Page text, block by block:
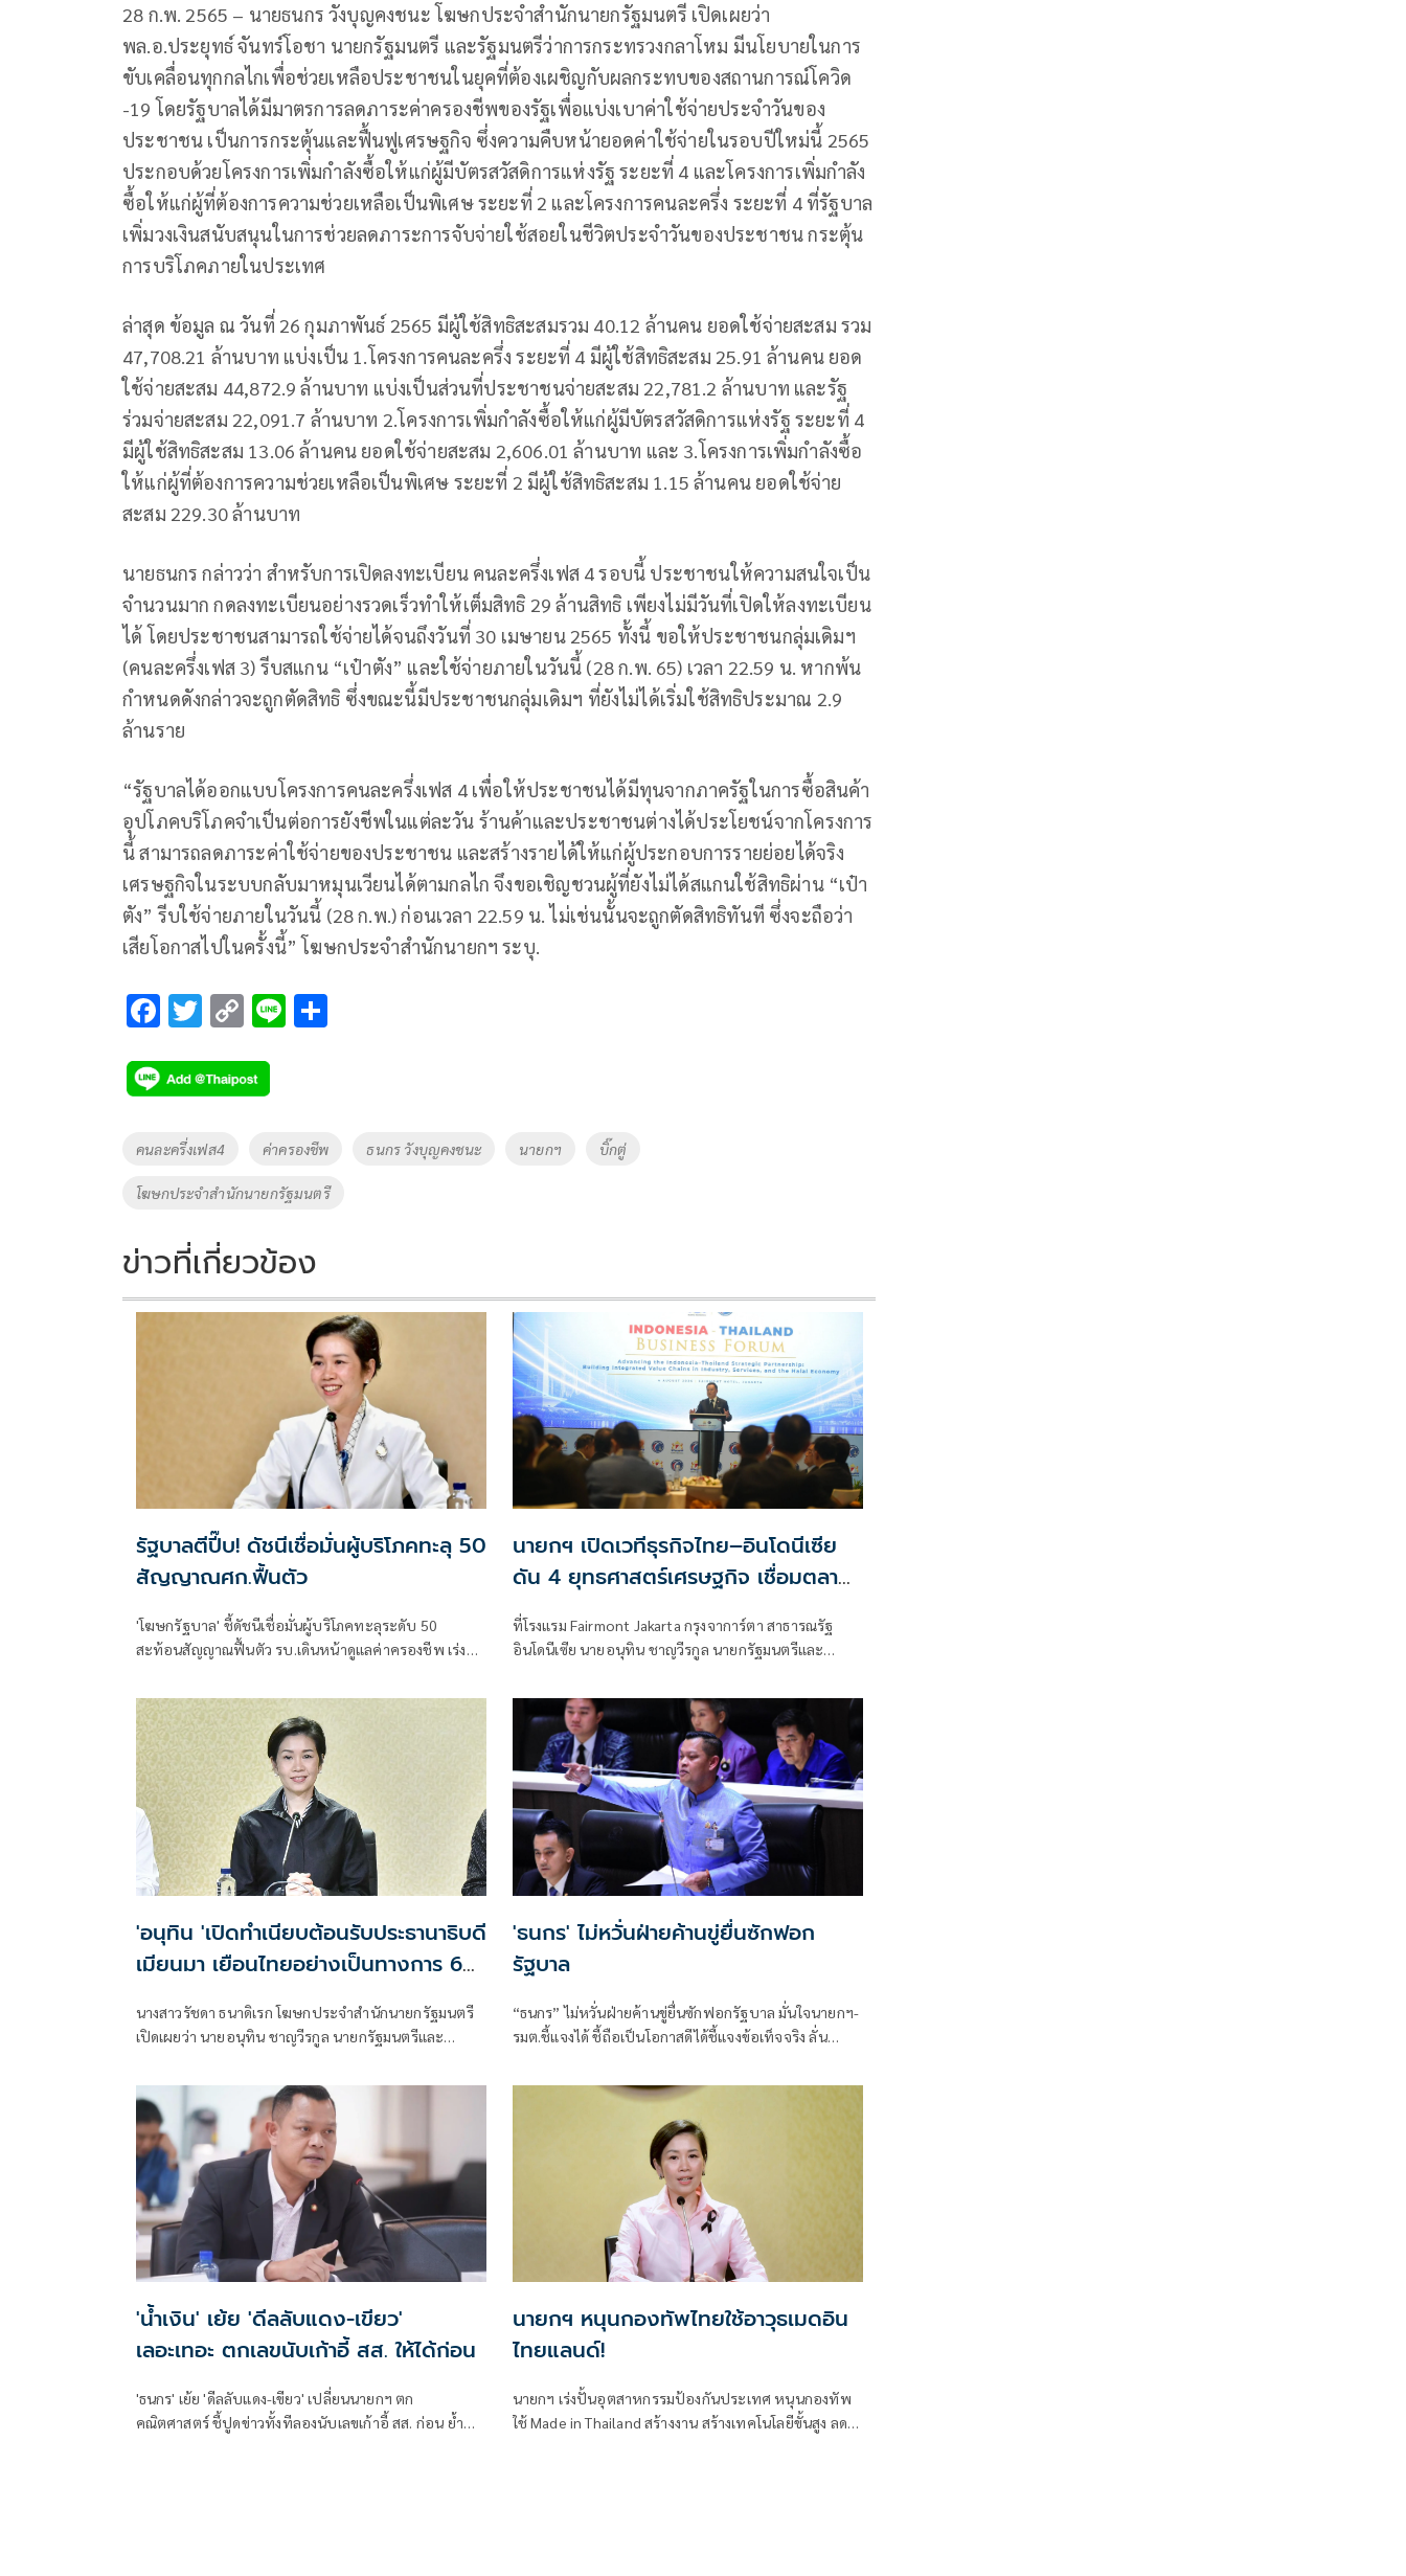
28 ก.พ. 2565 – นายธนกร วังบุญคงชนะ โฆษกประจำสำนักนายกรัฐมนตรี เปิดเผยว่า
พล.อ.ประยุทธ์ จันทร์โอชา นายกรัฐมนตรี และรัฐมนตรีว่าการกระทรวงกลาโหม มีนโยบายในการ
ขับเคลื่อนทุกกลไกเพื่อช่วยเหลือประชาชนในยุคที่ต้องเผชิญกับผลกระทบของสถานการณ์โควิด
-19 โดยรัฐบาลได้มีมาตรการลดภาระค่าครองชีพของรัฐเพื่อแบ่งเบาค่าใช้จ่ายประจำวันของ
ประชาชน เป็นการกระตุ้นและฟื้นฟูเศรษฐกิจ ซึ่งความคืบหน้ายอดค่าใช้จ่ายในรอบปีใหม่นี้ 2565
ประกอบด้วยโครงการเพิ่มกำลังซื้อให้แก่ผู้มีบัตรสวัสดิการแห่งรัฐ ระยะที่ 4 และโครงการเพิ่มกำลัง
ซื้อให้แก่ผู้ที่ต้องการความช่วยเหลือเป็นพิเศษ ระยะที่ 2 และโครงการคนละครึ่ง ระยะที่ 4 ที่รัฐบาล
เพิ่มวงเงินสนับสนุนในการช่วยลดภาระการจับจ่ายใช้สอยในชีวิตประจำวันของประชาชน กระตุ้น
การบริโภคภายในประเทศ
ล่าสุด ข้อมูล ณ วันที่ 26 กุมภาพันธ์ 2565 มีผู้ใช้สิทธิสะสมรวม 40.12 ล้านคน ยอดใช้จ่ายสะสม รวม
47,708.21 ล้านบาท แบ่งเป็น 1.โครงการคนละครึ่ง ระยะที่ 4 มีผู้ใช้สิทธิสะสม 25.91 ล้านคน ยอด
ใช้จ่ายสะสม 44,872.9 ล้านบาท แบ่งเป็นส่วนที่ประชาชนจ่ายสะสม 22,781.2 ล้านบาท และรัฐ
ร่วมจ่ายสะสม 22,091.7 ล้านบาท 2.โครงการเพิ่มกำลังซื้อให้แก่ผู้มีบัตรสวัสดิการแห่งรัฐ ระยะที่ 4
มีผู้ใช้สิทธิสะสม 13.06 ล้านคน ยอดใช้จ่ายสะสม 2,606.01 ล้านบาท และ 3.โครงการเพิ่มกำลังซื้อ
ให้แก่ผู้ที่ต้องการความช่วยเหลือเป็นพิเศษ ระยะที่ 2 มีผู้ใช้สิทธิสะสม 1.15 ล้านคน ยอดใช้จ่าย
สะสม 229.30 ล้านบาท
นายธนกร กล่าวว่า สำหรับการเปิดลงทะเบียน คนละครึ่งเฟส 4 รอบนี้ ประชาชนให้ความสนใจเป็น
จำนวนมาก กดลงทะเบียนอย่างรวดเร็วทำให้เต็มสิทธิ 29 ล้านสิทธิ เพียงไม่มีวันที่เปิดให้ลงทะเบียน
ได้ โดยประชาชนสามารถใช้จ่ายได้จนถึงวันที่ 30 เมษายน 2565 ทั้งนี้ ขอให้ประชาชนกลุ่มเดิมฯ
(คนละครึ่งเฟส 3) รีบสแกน “เป๋าตัง” และใช้จ่ายภายในวันนี้ (28 ก.พ. 65) เวลา 22.59 น. หากพ้น
กำหนดดังกล่าวจะถูกตัดสิทธิ ซึ่งขณะนี้มีประชาชนกลุ่มเดิมฯ ที่ยังไม่ได้เริ่มใช้สิทธิประมาณ 2.9
ล้านราย
“รัฐบาลได้ออกแบบโครงการคนละครึ่งเฟส 4 เพื่อให้ประชาชนได้มีทุนจากภาครัฐในการซื้อสินค้า
อุปโภคบริโภคจำเป็นต่อการยังชีพในแต่ละวัน ร้านค้าและประชาชนต่างได้ประโยชน์จากโครงการ
นี้ สามารถลดภาระค่าใช้จ่ายของประชาชน และสร้างรายได้ให้แก่ผู้ประกอบการรายย่อยได้จริง
เศรษฐกิจในระบบกลับมาหมุนเวียนได้ตามกลไก จึงขอเชิญชวนผู้ที่ยังไม่ได้สแกนใช้สิทธิผ่าน “เป๋า
ตัง” รีบใช้จ่ายภายในวันนี้ (28 ก.พ.) ก่อนเวลา 22.59 น. ไม่เช่นนั้นจะถูกตัดสิทธิทันที ซึ่งจะถือว่า
เสียโอกาสไปในครั้งนี้” โฆษกประจำสำนักนายกฯ ระบุ.
F
e
b
o
o
k
T
tt
er
C
p
y
Li
k
Li
Tags
คนละครึ่งเฟส4 ค่าครองชีพ ธนกร วังบุญคงชนะ นายกฯ บิ๊กตู่
โฆษกประจำสำนักนายกรัฐมนตรี
ข่าวที่เกี่ยวข้อง
รัฐบาลตีปี๊บ! ดัชนีเชื่อมั่นผู้บริโภคทะลุ 50
สัญญาณศก.ฟื้นตัว
'โฆษกรัฐบาล' ชี้ดัชนีเชื่อมั่นผู้บริโภคทะลุระดับ 50
สะท้อนสัญญาณฟื้นตัว รบ.เดินหน้าดูแลค่าครองชีพ เร่งส่ง
นายกฯ เปิดเวทีธุรกิจไทย–อินโดนีเซีย
ดัน 4 ยุทธศาสตร์เศรษฐกิจ เชื่อมตลาด
กว่า 350 ล้านคน
ที่โรงแรม Fairmont Jakarta กรุงจาการ์ตา สาธารณรัฐ
อินโดนีเซีย นายอนุทิน ชาญวีรกูล นายกรัฐมนตรีและ
'อนุทิน 'เปิดทำเนียบต้อนรับประธานาธิบดี
เมียนมา เยือนไทยอย่างเป็นทางการ 6–
นางสาวรัชดา ธนาดิเรก โฆษกประจำสำนักนายกรัฐมนตรี
เปิดเผยว่า นายอนุทิน ชาญวีรกูล นายกรัฐมนตรีและ
'ธนกร' ไม่หวั่นฝ่ายค้านขู่ยื่นซักฟอก
รัฐบาล
“ธนกร” ไม่หวั่นฝ่ายค้านขู่ยื่นซักฟอกรัฐบาล มั่นใจนายกฯ-
รมต.ชี้แจงได้ ชี้ถือเป็นโอกาสดีได้ชี้แจงข้อเท็จจริง ลั่น
เท็จจริง ไม่ใช่มีแต่น้ำ ไม่มีเนื้อ
'น้ำเงิน' เย้ย 'ดีลลับแดง-เขียว'
เลอะเทอะ ตกเลขนับเก้าอี้ สส. ให้ได้ก่อน
'ธนกร' เย้ย 'ดีลลับแดง-เขียว' เปลี่ยนนายกฯ ตก
คณิตศาสตร์ ชี้ปูดข่าวทั้งทีลองนับเลขเก้าอี้ สส. ก่อน ย้ำ
นายกฯ หนุนกองทัพไทยใช้อาวุธเมดอิน
ไทยแลนด์!
นายกฯ เร่งปั้นอุตสาหกรรมป้องกันประเทศ หนุนกองทัพ
ใช้ Made in Thailand สร้างงาน สร้างเทคโนโลยีขั้นสูง ลด